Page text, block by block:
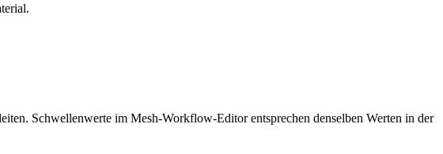
Schwellenwerte im Mesh-Workflow-Editor entsprechen denselben Werten in der